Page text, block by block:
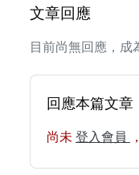
文章回應
目前尚無回應，成
回應本篇文章
尚未 登入會員